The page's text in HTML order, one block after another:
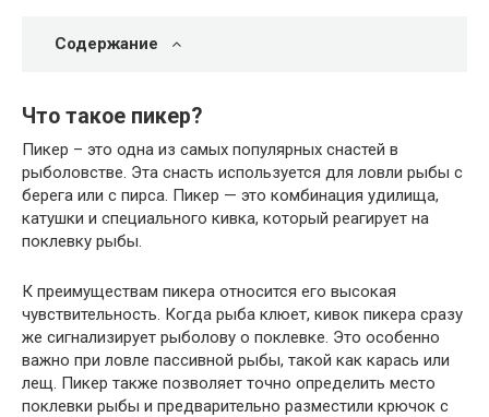
Содержание
Что такое пикер?
Пикер – это одна из самых популярных снастей в
рыболовстве. Эта снасть используется для ловли рыбы с
берега или с пирса. Пикер — это комбинация удилища,
катушки и специального кивка, который реагирует на
поклевку рыбы.
К преимуществам пикера относится его высокая
чувствительность. Когда рыба клюет, кивок пикера сразу
же сигнализирует рыболову о поклевке. Это особенно
важно при ловле пассивной рыбы, такой как карась или
лещ. Пикер также позволяет точно определить место
поклевки рыбы и предварительно разместили крючок с